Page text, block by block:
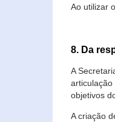
Ao utilizar o
8. Da
A
objetivos
A criação